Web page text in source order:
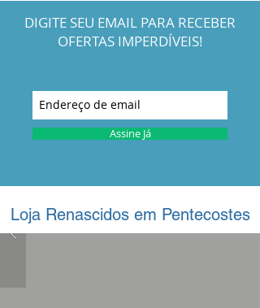
DIGITE SEU EMAIL PARA RECEBER
OFERTAS IMPERDÍVEIS!
Assine Já
Loja Renascidos em Pentecostes